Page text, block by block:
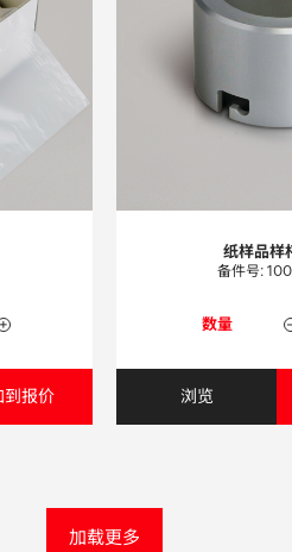
到报价
纸样品样
备件号:
数量
浏览
加载更多